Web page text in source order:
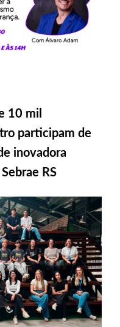
10 mil
participam de
inovadora
RS